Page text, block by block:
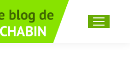
Recherche